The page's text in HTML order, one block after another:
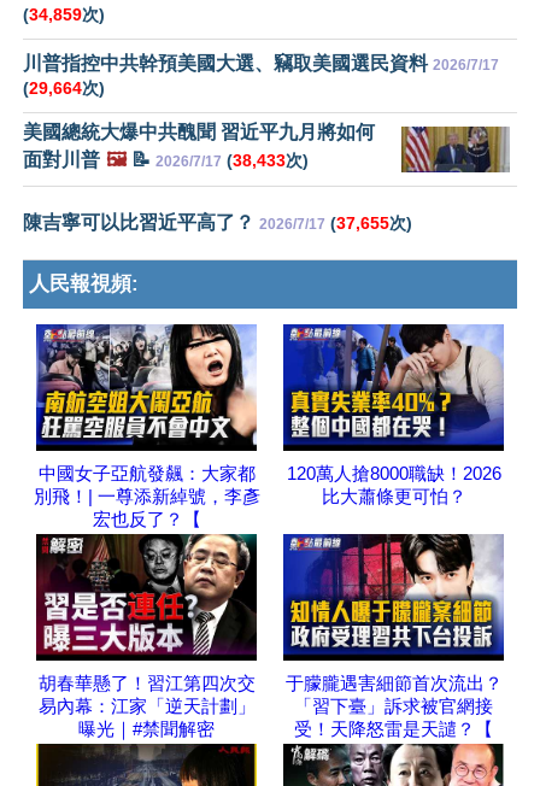
(34,859次)
川普指控中共幹預美國大選、竊取美國選民資料 2026/7/17
(29,664次)
美國總統大爆中共醜聞 習近平九月將如何
面對川普 🖼️📝 2026/7/17 (38,433次)
陳吉寧可以比習近平高了？ 2026/7/17 (37,655次)
人民報視頻:
中國女子亞航發飆：大家都
別飛！| 一尊添新綽號，李彥
宏也反了？【
120萬人搶8000職缺！2026
比大蕭條更可怕？
胡春華懸了！習江第四次交
易內幕：江家「逆天計劃」
曝光｜#禁聞解密
于朦朧遇害細節首次流出？
「習下臺」訴求被官網接
受！天降怒雷是天譴？【